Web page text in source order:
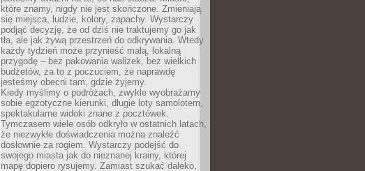
które znamy, nigdy nie jest skończone. Zmieniają
się miejsca, ludzie, kolory, zapachy. Wystarczy
podjąć decyzję, że od dziś nie traktujemy go jak
tła, ale jak żywą przestrzeń do odkrywania. Wtedy
każdy tydzień może przynieść małą, lokalną
przygodę – bez pakowania walizek, bez wielkich
budżetów, za to z poczuciem, że naprawdę
jesteśmy obecni tam, gdzie żyjemy.
Kiedy myślimy o podróżach, zwykle wyobrażamy
sobie egzotyczne kierunki, długie loty samolotem,
spektakularne widoki znane z pocztówek.
Tymczasem wiele osób odkryło w ostatnich latach,
że niezwykłe doświadczenia można znaleźć
dosłownie za rogiem. Wystarczy podejść do
swojego miasta jak do nieznanej krainy, której
mapę dopiero rysujemy. Zamiast szukać daleko,